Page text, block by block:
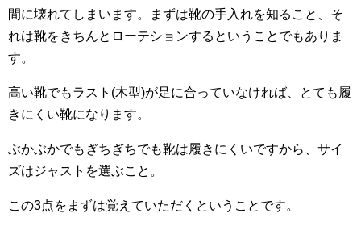
間に壊れてしまいます。まずは靴の手入れを知ること、そ
れは靴をきちんとローテションするということでもありま
す。
高い靴でもラスト(木型)が足に合っていなければ、とても履
きにくい靴になります。
ぶかぶかでもぎちぎちでも靴は履きにくいですから、サイ
ズはジャストを選ぶこと。
この3点をまずは覚えていただくということです。